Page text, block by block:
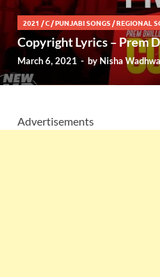
2021 /C /PUNJABI SONGS /REGIONAL
Copyright Lyrics – Prem
March 6, 2021-byNisha
Advertisements